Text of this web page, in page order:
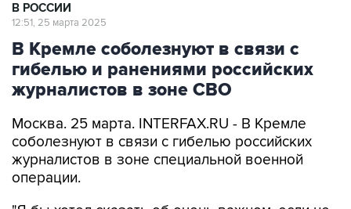
В РОССИИ
12:51, 25 марта 2025
В Кремле соболезнуют в связи с
гибелью и ранениями российских
журналистов в зоне СВО
Москва. 25 марта. INTERFAX.RU - В Кремле
соболезнуют в связи с гибелью российских
журналистов в зоне специальной военной
операции.